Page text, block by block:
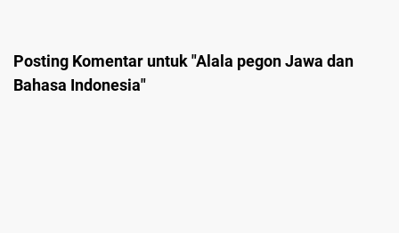
Posting Komentar untuk "Alala pegon Jawa dan
Bahasa Indonesia"